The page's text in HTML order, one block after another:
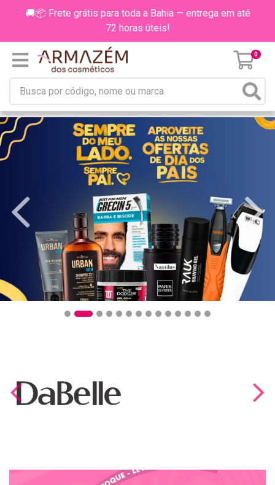
🚚📦 Frete grátis para toda a Bahia — entrega em até
72 horas úteis!
0